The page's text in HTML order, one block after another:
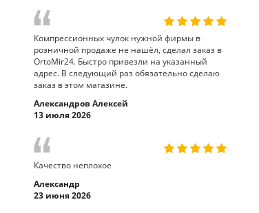
Компрессионных чулок нужной фирмы в
розничной продаже не нашёл, сделал заказ в
OrtoMir24. Быстро привезли на указанный
адрес. В следующий раз обязательно сделаю
заказ в этом магазине.
Александров Алексей
13 июля 2026
Качество неплохое
Александр
23 июня 2026